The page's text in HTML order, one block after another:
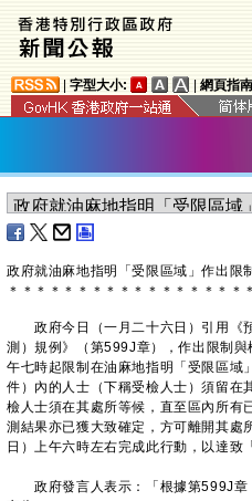
字型大小: 網頁指南
政府就油麻地指明「受限區域」作出限
＊ ＊ ＊ ＊ ＊ ＊ ＊ ＊ ＊ ＊ ＊ ＊ ＊ ＊ ＊ ＊ ＊ ＊
政府今日（一月二十六日）引用《
測）規例》（第599J章），作出限制
午七時起限制在油麻地指明「受限區
件）內的人士（下稱受檢人士）須留在
檢人士須在其處所等候，直至區內所有
測結果亦已獲大致確定，方可離開其處
日）上午六時左右完成此行動，以達致
政府發言人表示：「根據第599J章